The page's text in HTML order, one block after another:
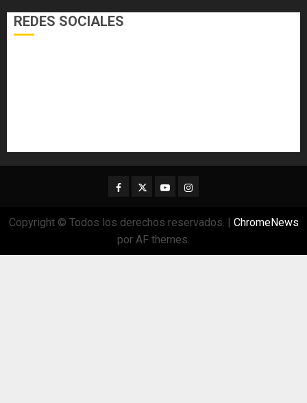
REDES SOCIALES
Facebook
TwitterYoutubeInstagram
Copyright © Todos los derechos reservados.
ChromeNews
por AF themes.